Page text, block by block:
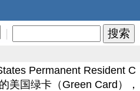
Permanent Resident C
美国绿卡（Green Card），